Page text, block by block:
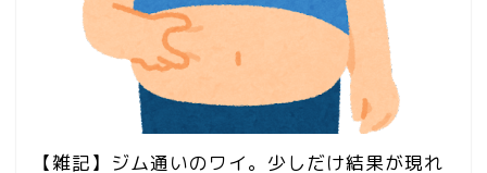
【雑記】ジム通いのワイ。少しだけ結果が現れ